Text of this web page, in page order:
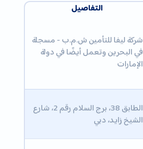
التفاصيل
شركة ليفا للتأمين ش.م.ب - مسجلة
في البحرين وتعمل أيضًا في دولة
الإمارات
الطابق 38، برج السلام رقم 2، شارع
الشيخ زايد، دبي